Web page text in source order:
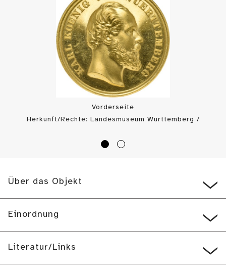
Vorderseite
Herkunft/Rechte: Landesmuseum Württemberg /
Über das Objekt
Einordnung
Literatur/Links